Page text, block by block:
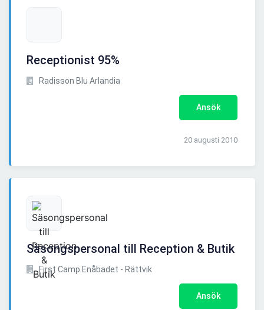
Receptionist 95%
Radisson Blu Arlandia
Ansök
20 augusti 2010
Säsongspersonal till Reception & Butik
First Camp Enåbadet - Rättvik
Ansök